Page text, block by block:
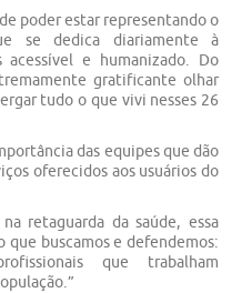
poder estar representando o
se dedica diariamente à
e humanizado. Do
gratificante olhar
tudo o que vivi nesses 26
das equipes que dão
oferecidos aos usuários do
retaguarda da saúde, essa
buscamos e defendemos:
que trabalham